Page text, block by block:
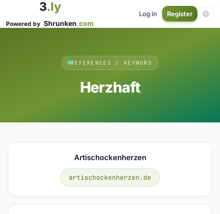
3.ly
Powered by Shrunken.com
Log in Register
REFERENCES / KEYWORD
Herzhaft
Artischockenherzen
artischockenherzen.de